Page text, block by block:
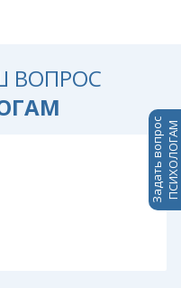
ВОПРОС
Задать вопросПСИХОЛОГАМ